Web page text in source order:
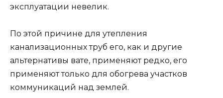
эксплуатации невелик.
По этой причине для утепления
канализационных труб его, как и другие
альтернативы вате, применяют редко, его
применяют только для обогрева участков
коммуникаций над землей.